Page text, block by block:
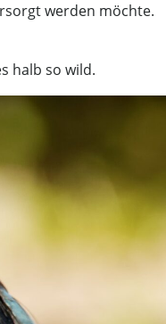
werden möchte.
halb so wild.